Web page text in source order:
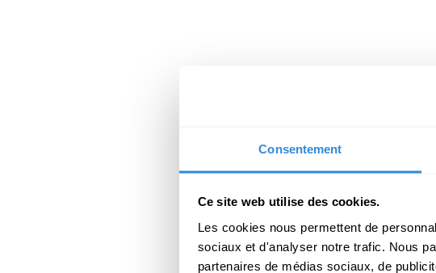
Consentement
Ce site web utilise des cookies.
Les cookies nous permettent de
sociaux et d'analyser notre trafic. Nous
partenaires de médias sociaux, de